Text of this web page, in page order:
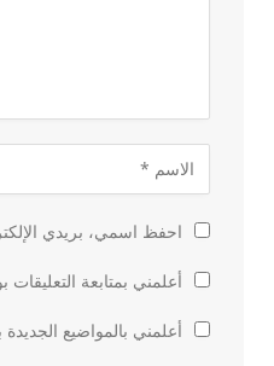
احفظ اسمي، بريدي
أعلمني بمتابعة التعليقات
أعلمني بالمواضيع